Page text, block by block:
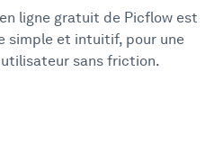
ligne gratuit de Picflow est
simple et intuitif, pour une
sans friction.